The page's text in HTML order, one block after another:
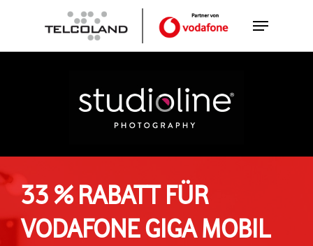
main
Menu
33 % RABATT FÜR
VODAFONE GIGA MOBIL